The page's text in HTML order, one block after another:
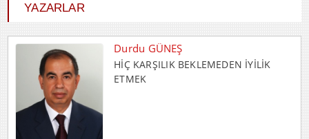
YAZARLAR
Abdulkadir GÜLLÜ
Gençlik Varsa Yarın Var